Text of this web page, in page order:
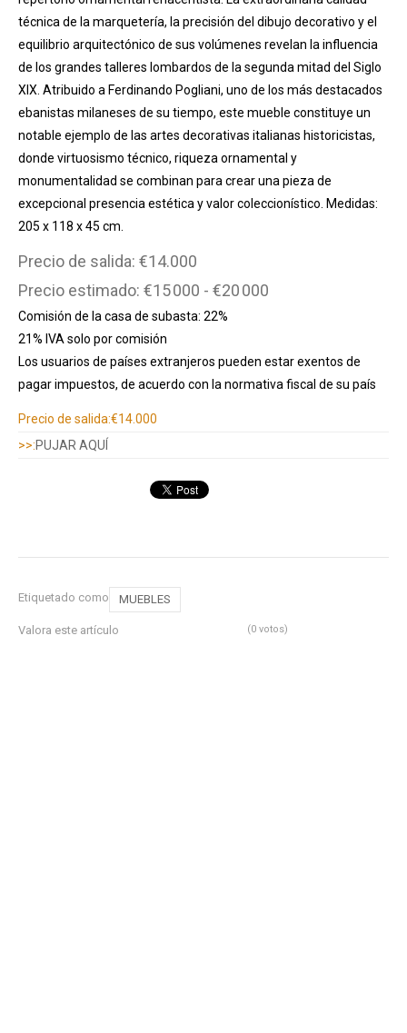
técnica de la marquetería, la precisión del dibujo decorativo y el
equilibrio arquitectónico de sus volúmenes revelan la influencia
de los grandes talleres lombardos de la segunda mitad del Siglo
XIX. Atribuido a Ferdinando Pogliani, uno de los más destacados
ebanistas milaneses de su tiempo, este mueble constituye un
notable ejemplo de las artes decorativas italianas historicistas,
donde virtuosismo técnico, riqueza ornamental y
monumentalidad se combinan para crear una pieza de
excepcional presencia estética y valor coleccionístico. Medidas:
205 x 118 x 45 cm.
Precio de salida: €14.000
Precio estimado: €15 000 - €20 000
Comisión de la casa de subasta: 22%
21% IVA solo por comisión
Los usuarios de países extranjeros pueden estar exentos de
pagar impuestos, de acuerdo con la normativa fiscal de su país
Precio de salida:€14.000
>>:PUJAR AQUÍ
Etiquetado como MUEBLES
Valora este artículo (0 votos)